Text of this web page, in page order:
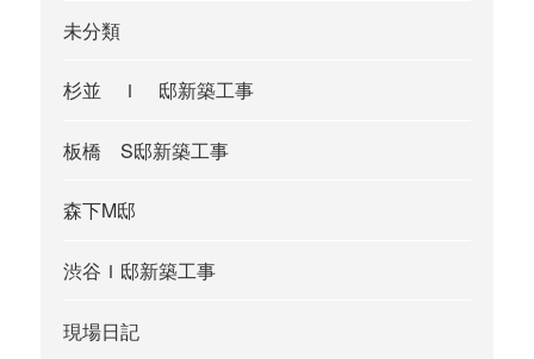
未分類
杉並 Ｉ 邸新築工事
板橋 S邸新築工事
森下M邸
渋谷Ｉ邸新築工事
現場日記